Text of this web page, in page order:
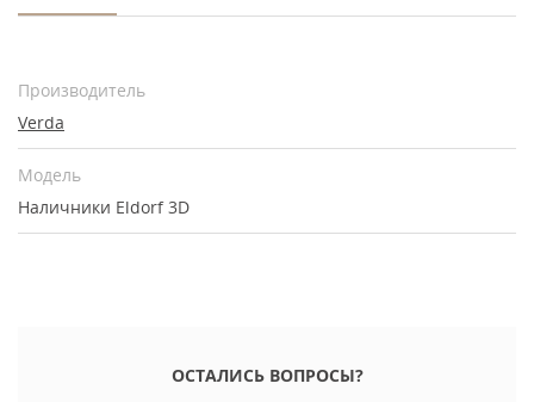
Производитель
Verda
Модель
Наличники Eldorf 3D
ОСТАЛИСЬ ВОПРОСЫ?